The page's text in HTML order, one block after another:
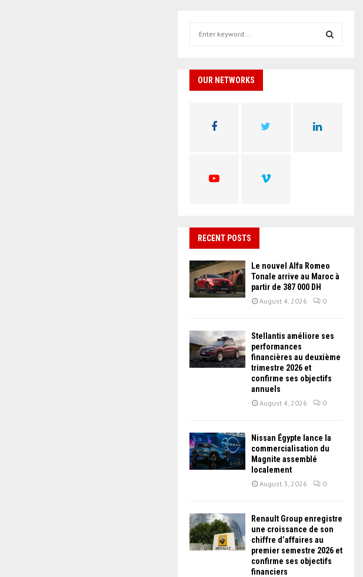
h
OUR NETWORKS
RECENT POSTS
Le nouvel Alfa Romeo
Tonale arrive au Maroc à
partir de 387 000 DH
August 4, 2026 0
Stellantis améliore ses
performances
financières au deuxième
trimestre 2026 et
confirme ses objectifs
annuels
August 4, 2026 0
Nissan Égypte lance la
commercialisation du
Magnite assemblé
localement
August 3, 2026 0
Renault Group enregistre
une croissance de son
chiffre d’affaires au
premier semestre 2026 et
confirme ses objectifs
financiers